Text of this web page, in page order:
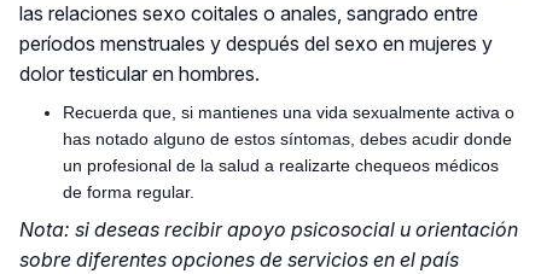
las relaciones sexo coitales o anales, sangrado entre
períodos menstruales y después del sexo en mujeres y
dolor testicular en hombres.
Recuerda que, si mantienes una vida sexualmente activa o
has notado alguno de estos síntomas, debes acudir donde
un profesional de la salud a realizarte chequeos médicos
de forma regular.
Nota: si deseas recibir apoyo psicosocial u orientación
sobre diferentes opciones de servicios en el país